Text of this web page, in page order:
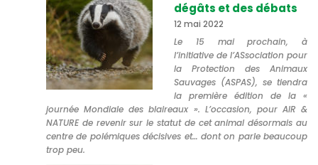
dégâts et des débats
12 mai 2022
Le 15 mai prochain, à
l’initiative de l’ASsociation pour
la Protection des Animaux
Sauvages (ASPAS), se tiendra
la première édition de la «
journée Mondiale des blaireaux ». L’occasion, pour AIR &
NATURE de revenir sur le statut de cet animal désormais au
centre de polémiques décisives et… dont on parle beaucoup
trop peu.